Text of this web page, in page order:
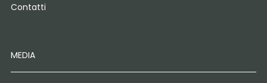
Contatti
MEDIA